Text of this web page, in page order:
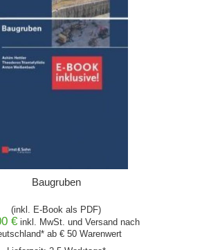
Baugruben
(inkl. E-Book als PDF)
€ inkl. MwSt. und Versand nach
ab € 50 Warenwert